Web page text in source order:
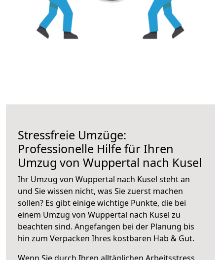
Stressfreie Umzüge:
Professionelle Hilfe für Ihren
Umzug von Wuppertal nach Kusel
Ihr Umzug von Wuppertal nach Kusel steht an
und Sie wissen nicht, was Sie zuerst machen
sollen? Es gibt einige wichtige Punkte, die bei
einem Umzug von Wuppertal nach Kusel zu
beachten sind. Angefangen bei der Planung bis
hin zum Verpacken Ihres kostbaren Hab & Gut.